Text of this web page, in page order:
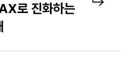
로 진화하는